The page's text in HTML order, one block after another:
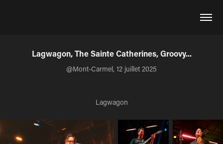
Lagwagon, The Sainte Catherines, Groovy...
@Mont-Carmel, 12 juillet 2025
Lagwagon